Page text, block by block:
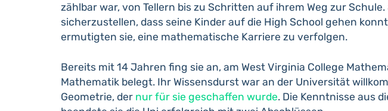
zählbar war, von Tellern bis zu Schritten auf ihrem Weg zur
sicherzustellen, dass seine Kinder auf die High School gehen
ermutigten sie, eine mathematische Karriere zu verfolgen.
Bereits mit 14 Jahren fing sie an, am West Virginia College
Mathematik belegt. Ihr Wissensdurst war an der Universität
Geometrie, der nur für sie geschaffen wurde. Die Kenntnisse aus